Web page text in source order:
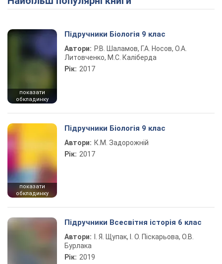
показати
обкладинку
Підручники Біологія 9 клас
Автори: Р.В. Шаламов, Г.А. Носов, О.А.
Литовченко, М.С. Каліберда
Рік: 2017
показати
обкладинку
Підручники Біологія 9 клас
Автори: К.М. Задорожній
Рік: 2017
Підручники Всесвітня історія 6 клас
Автори:
І. Я. Щупак, І. О. Піскарьова, О.В.
Бурлака
Рік: 2019